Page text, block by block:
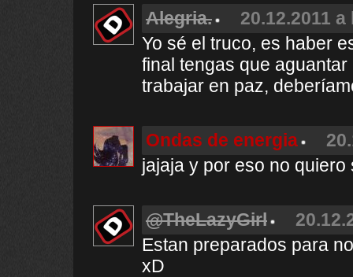
Alegria.
20.12.2011
Yo sé el truco, es haber
final tengas que
trabajar en paz,
Ondas de energia
jajaja y por eso no quiero
@TheLazyGirl
Estan preparados para
xD